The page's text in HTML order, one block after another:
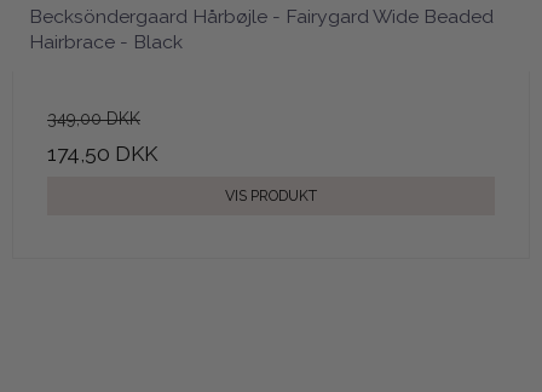
Becksöndergaard Hårbøjle - Fairygard Wide Beaded
Hairbrace - Black
349,00 DKK
174,50 DKK
VIS PRODUKT